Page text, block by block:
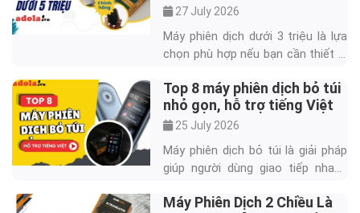
27 July 2026
Máy phiên dịch dưới 3 triệu là lựa
chọn phù hợp nếu bạn cần thiết bị
ngữ, bán hàng hoặc giao tiếp ngắn
với người nước ngoài. Trong tầm
giá này, người mua nên ưu tiên khả
năng dịch 2 chiều, hỗ trợ tiếng
Việt, chế độ dịch offline và chính
sách bảo hành thay vì chỉ nhìn vào
số lượng ngôn ngữ. Nếu bạn đang
Top 8 máy phiên dịch bỏ túi
nhỏ gọn, hỗ trợ tiếng Việt
25 July 2026
Máy phiên dịch bỏ túi là giải pháp
giúp người dùng giao tiếp nhanh
làm việc với người nước ngoài mà
Máy Phiên Dịch 2 Chiều Là